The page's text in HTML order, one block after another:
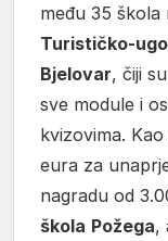
među 35 škola
Turističko-
Bjelovar, čiji
sve module i
kvizovima.
eura za
nagradu od
škola Požega,